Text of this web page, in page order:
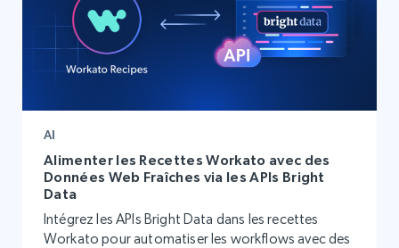
AI
Alimenter les Recettes Workato avec des
Données Web Fraîches via les APIs Bright
Data
Intégrez les APIs Bright Data dans les recettes
Workato pour automatiser les workflows avec des